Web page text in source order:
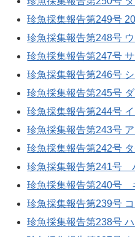
珍魚採集報告第249号
珍魚採集報告第248号
珍魚採集報告第247号
珍魚採集報告第246号
珍魚採集報告第245号
珍魚採集報告第244号
珍魚採集報告第243号
珍魚採集報告第242号
珍魚採集報告第241号
珍魚採集報告第240号
珍魚採集報告第239号
珍魚採集報告第238号